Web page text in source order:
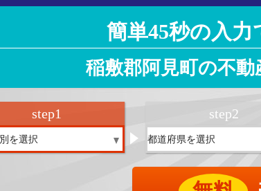
簡単45秒の入力
稲敷郡阿見町の不動
step1 step2